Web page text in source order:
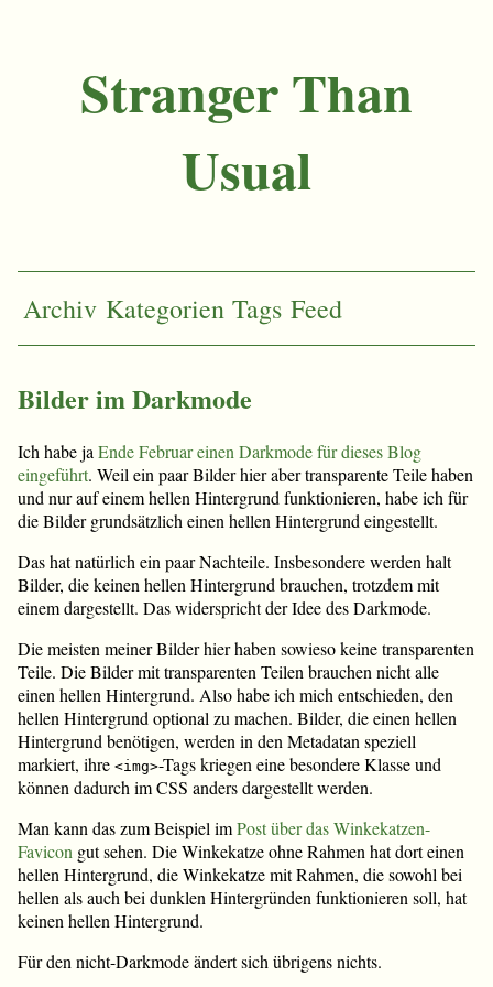
Stranger Than
Usual
Archiv Kategorien Tags Feed
Bilder im Darkmode
Ich habe ja Ende Februar einen Darkmode für dieses Blog
eingeführt. Weil ein paar Bilder hier aber transparente Teile haben
und nur auf einem hellen Hintergrund funktionieren, habe ich für
die Bilder grundsätzlich einen hellen Hintergrund eingestellt.
Das hat natürlich ein paar Nachteile. Insbesondere werden halt
Bilder, die keinen hellen Hintergrund brauchen, trotzdem mit
einem dargestellt. Das widerspricht der Idee des Darkmode.
Die meisten meiner Bilder hier haben sowieso keine transparenten
Teile. Die Bilder mit transparenten Teilen brauchen nicht alle
einen hellen Hintergrund. Also habe ich mich entschieden, den
hellen Hintergrund optional zu machen. Bilder, die einen hellen
Hintergrund benötigen, werden in den Metadatan speziell
markiert, ihre <img>-Tags kriegen eine besondere Klasse und
können dadurch im CSS anders dargestellt werden.
Man kann das zum Beispiel imPost über das Winkekatzen-
Favicon gut sehen. Die Winkekatze ohne Rahmen hat dort einen
hellen Hintergrund, die Winkekatze mit Rahmen, die sowohl bei
hellen als auch bei dunklen Hintergründen funktionieren soll, hat
keinen hellen Hintergrund.
Für den nicht-Darkmode ändert sich übrigens nichts.